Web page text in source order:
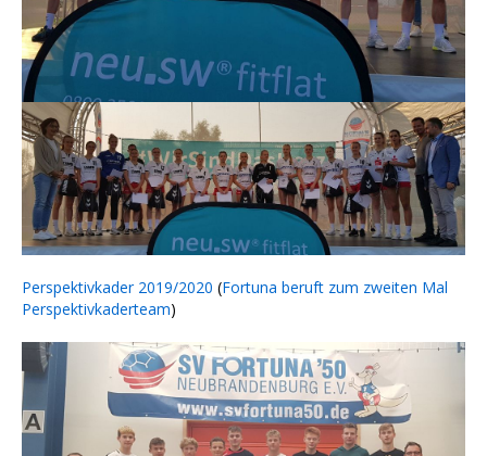
Perspektivkader 2019/2020 (Fortuna beruft zum zweiten Mal
Perspektivkaderteam)